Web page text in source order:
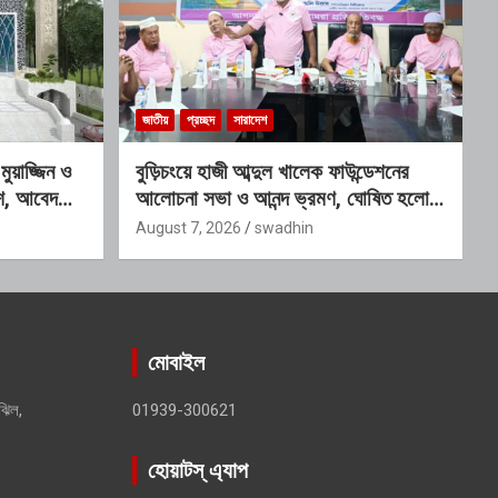
ও
আবেদনের
জাতীয় প্রচ্ছদ সারাদেশ
বুড়িচংয়ে হাজী আব্দুল খালেক ফাউন্ডেশনের
আলোচনা সভা ও আনন্দ ভ্রমণ, ঘোষিত হলো
নতুন কার্যনির্বাহী কমিটি
August 7, 2026 swadhin
মোবাইল
01939-300621
হোয়াটস্ এ্যাপ